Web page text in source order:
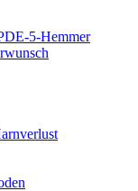
5-Hemmer